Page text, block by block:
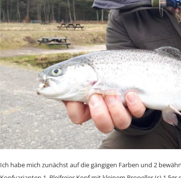
Ich habe mich zunächst auf die gängigen Farben und 2